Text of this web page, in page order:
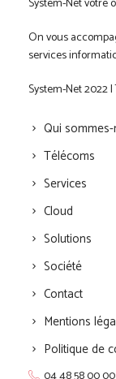
System-Net votre
On vous
services
System-Net 2022
Qui
Télécoms
Services
Cloud
Solutions
Société
Contact
Mentions
Politique de